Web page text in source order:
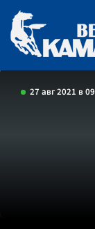
27 авг 2021 в